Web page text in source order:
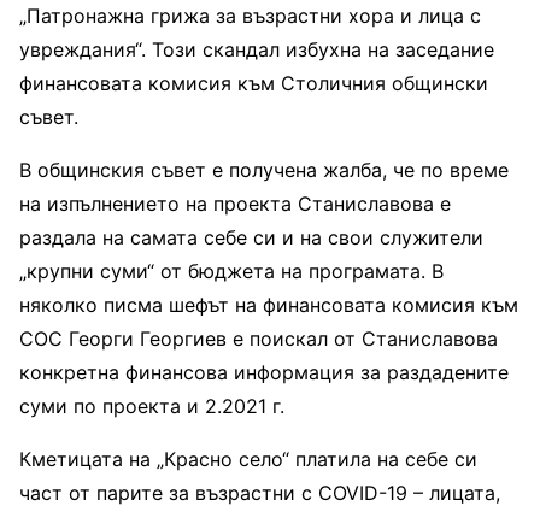
„Патронажна грижа за възрастни хора и лица с
увреждания“. Този скандал избухна на заседание
финансовата комисия към Столичния общински
съвет.
В общинския съвет е получена жалба, че по време
на изпълнението на проекта Станиславова е
раздала на самата себе си и на свои служители
„крупни суми“ от бюджета на програмата. В
няколко писма шефът на финансовата комисия към
СОС Георги Георгиев е поискал от Станиславова
конкретна финансова информация за раздадените
суми по проекта и 2.2021 г.
Кметицата на „Красно село“ платила на себе си
част от парите за възрастни с COVID-19 – лицата,